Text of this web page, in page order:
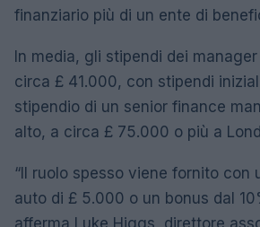
finanziario più di un ente di
In media, gli stipendi dei
circa £ 41.000, con stipendi
stipendio di un senior finance
alto, a circa £ 75.000 o più a
“Il ruolo spesso viene fornito con
auto di £ 5.000 o un bonus dal
afferma Luke Higgs, direttore